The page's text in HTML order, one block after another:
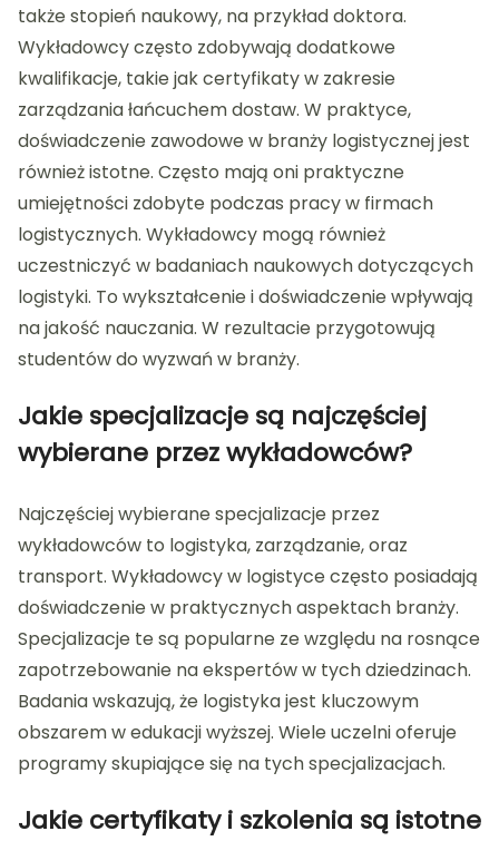
także stopień naukowy, na przykład doktora.
Wykładowcy często zdobywają dodatkowe
kwalifikacje, takie jak certyfikaty w zakresie
zarządzania łańcuchem dostaw. W praktyce,
doświadczenie zawodowe w branży logistycznej jest
również istotne. Często mają oni praktyczne
umiejętności zdobyte podczas pracy w firmach
logistycznych. Wykładowcy mogą również
uczestniczyć w badaniach naukowych dotyczących
logistyki. To wykształcenie i doświadczenie wpływają
na jakość nauczania. W rezultacie przygotowują
studentów do wyzwań w branży.
Jakie specjalizacje są najczęściej
wybierane przez wykładowców?
Najczęściej wybierane specjalizacje przez
wykładowców to logistyka, zarządzanie, oraz
transport. Wykładowcy w logistyce często posiadają
doświadczenie w praktycznych aspektach branży.
Specjalizacje te są popularne ze względu na rosnące
zapotrzebowanie na ekspertów w tych dziedzinach.
Badania wskazują, że logistyka jest kluczowym
obszarem w edukacji wyższej. Wiele uczelni oferuje
programy skupiające się na tych specjalizacjach.
Jakie certyfikaty i szkolenia są istotne